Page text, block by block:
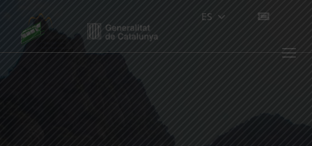
content
Menu
ES